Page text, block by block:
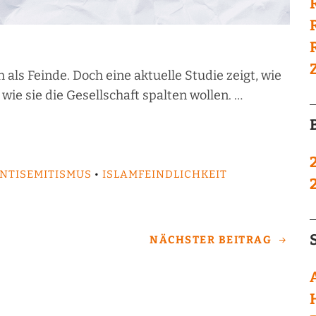
Feinde. Doch eine aktuelle Studie zeigt, wie
sie die Gesellschaft spalten wollen. …
• ISLAMFEINDLICHKEIT
NÄCHSTER BEITRAG